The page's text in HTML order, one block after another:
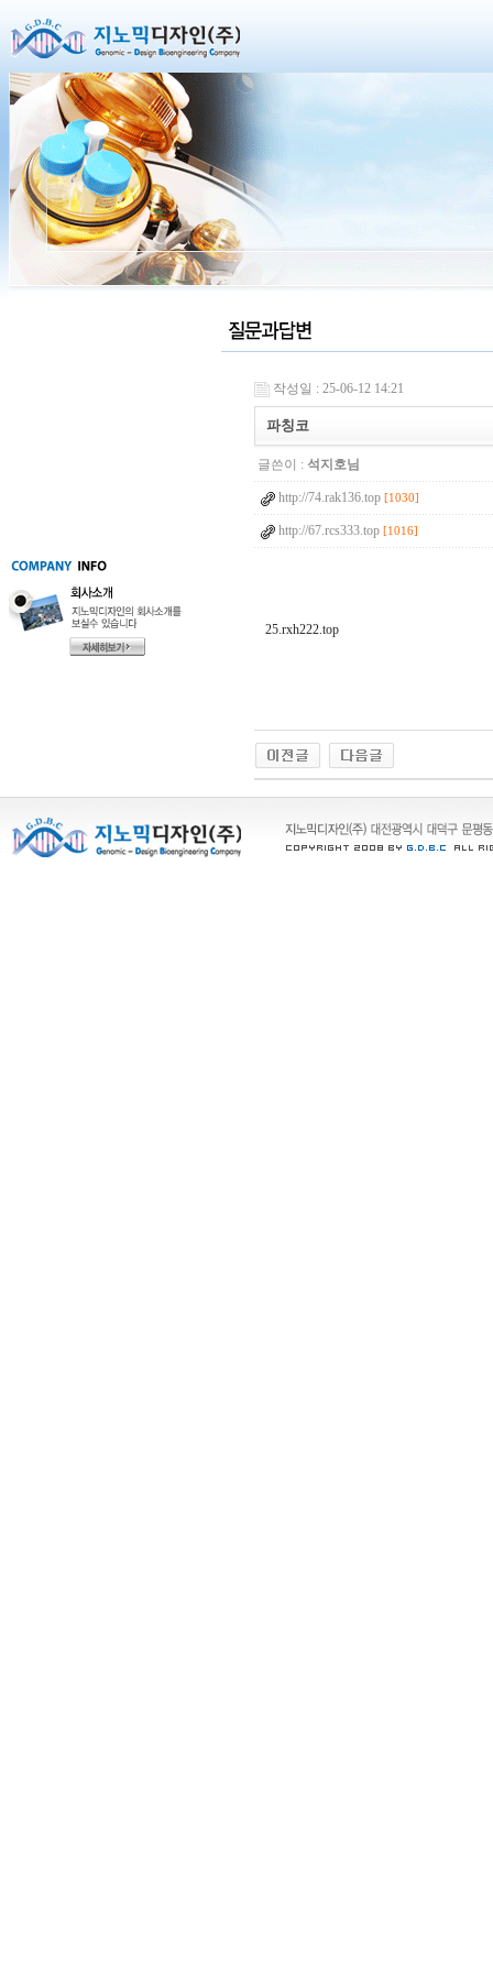
작성일 : 25-06-12 14:21
파칭코
글쓴이 : 석지호님
http://74.rak136.top [1030]
http://67.rcs333.top [1016]
25.rxh222.top